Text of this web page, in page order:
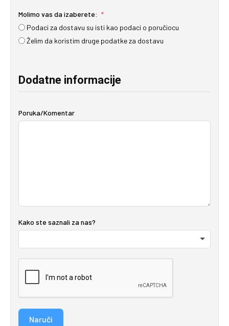
Molimo vas da izaberete:
Podaci za dostavu su isti kao podaci o poručiocu
Želim da koristim druge podatke za dostavu
Dodatne informacije
Poruka/Komentar
Kako ste saznali za nas?
Naruči